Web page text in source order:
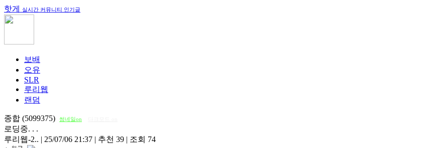
핫게 실시간 커뮤니티 인기글
보배
오유
SLR
루리웹
랜덤
종합 (5099375) 썸네일on
로딩중. . .
루리웹-2.. | 25/07/06 21:37 | 추천 39 | 조회 74